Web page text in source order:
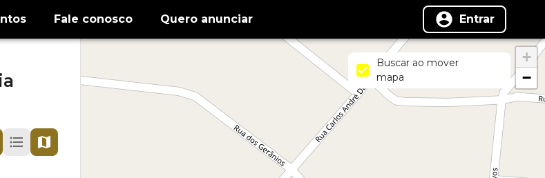
Fale conosco Quero anunciar Entrar
+
−
Buscar ao mover
mapa